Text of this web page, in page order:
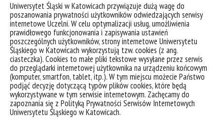
Uniwersytet Śląski w Katowicach przywiązuje dużą wagę do
poszanowania prywatności użytkowników odwiedzających serwisy
internetowe Uczelni. W celu optymalizacji usług, umożliwienia
prawidłowego funkcjonowania i zapisywania ustawień
poszczególnych użytkowników, strony internetowe Uniwersytetu
Śląskiego w Katowicach wykorzystują tzw. cookies (z ang.
ciasteczka). Cookies to małe pliki tekstowe wysyłane przez serwis
do przeglądarki internetowej użytkownika na urządzeniu końcowym
(komputer, smartfon, tablet, itp.). W tym miejscu możecie Państwo
podjąć decyzję dotyczącą typów plików cookies, które będą
wykorzystywane w tym serwisie internetowym. Zachęcamy do
zapoznania się z Polityką Prywatności Serwisów Internetowych
Uniwersytetu Śląskiego w Katowicach.